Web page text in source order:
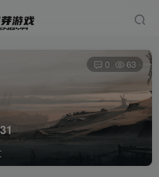
0 63